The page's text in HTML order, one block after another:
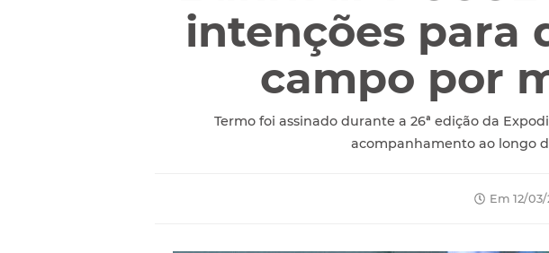
intenções para
campo por
Termo foi assinado durante a 26ª edição da
acompanhamento ao longo
Em 12/